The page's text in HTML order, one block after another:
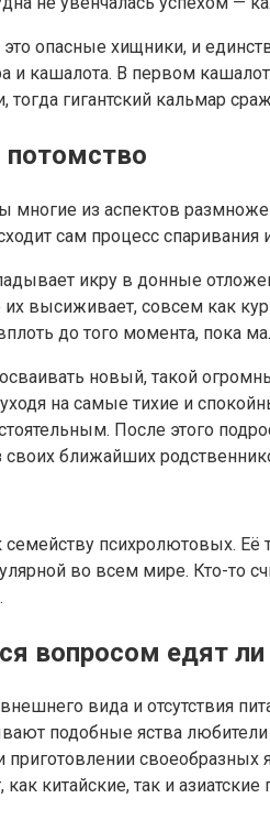
это опасные хищники, и
и кашалота. В первом
гигантский кальмар
многие из аспектов
сам процесс
икру в донные
высиживает, совсем как
до того момента, пока
новый, такой
на самые тихие и
После этого
своих ближайших
семейству психролютовых.
во всем мире. Кто-то
вопросом едят
вида и отсутствия
подобные яства
своеобразных
китайские, так и